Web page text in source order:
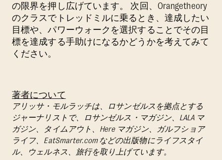
の限界を押し広げています。 次回、Orangetheory
のクラスでトレッドミルに乗るとき、達成したい
目標や、パワーウォークを選択することでその目
標を達成する手助けになるかどうかを考えてみて
ください。
著者について
アリッサ・モルラッチは、ロサンゼルスを拠点とする
ジャーナリストで、ロサンゼルス・マガジン、LALA マ
ガジン、タイムアウト、Here マガジン、ガルフショア
ライフ、EatSmarter.com などの出版物にライフスタイ
ル、ウェルネス、旅行を取り上げています。